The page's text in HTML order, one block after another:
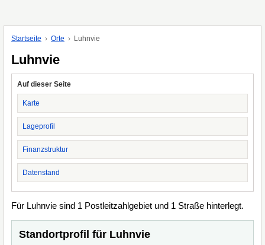
Startseite Orte Luhnvie
Luhnvie
Auf dieser Seite
Karte
Lageprofil
Finanzstruktur
Datenstand
Für Luhnvie sind 1 Postleitzahlgebiet und 1 Straße hinterlegt.
Standortprofil für Luhnvie